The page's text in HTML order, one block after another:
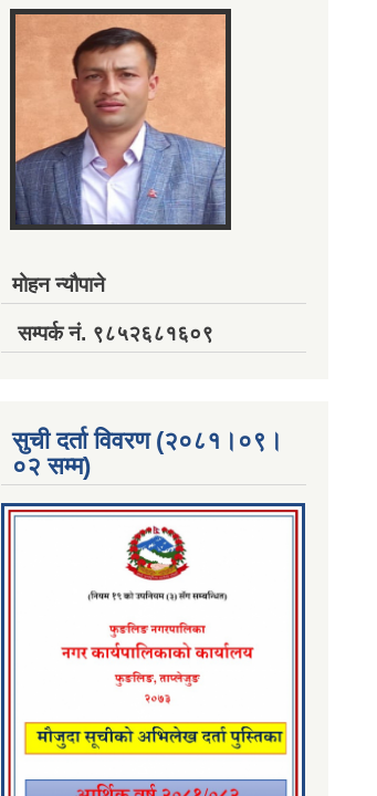
मोहन न्यौपाने
सम्पर्क नं. ९८५२६८१६०९
सुची दर्ता विवरण (२०८१।०९।
०२ सम्म)